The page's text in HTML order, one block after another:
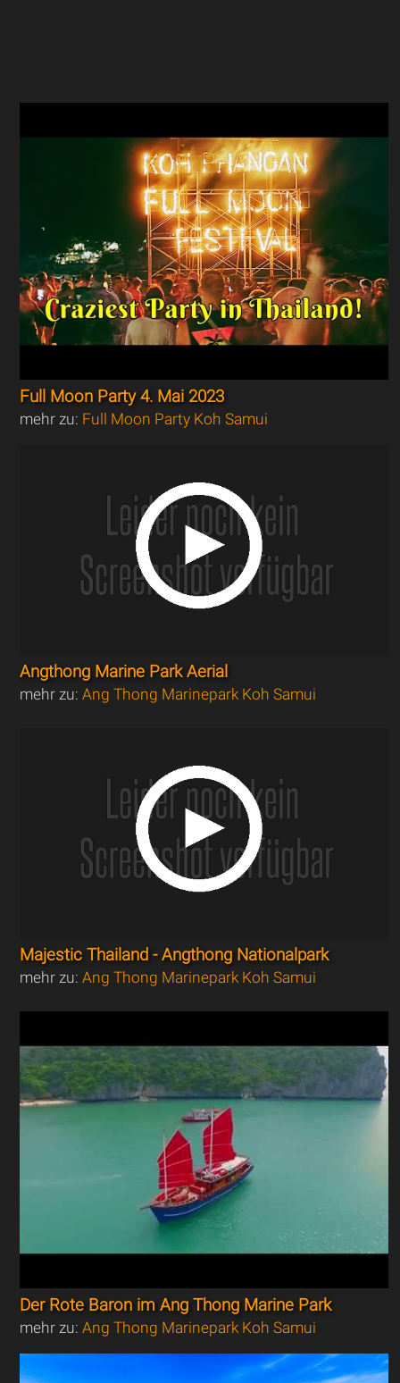
Full Moon Party 4. Mai 2023
mehr zu: Full Moon Party Koh Samui
Angthong Marine Park Aerial
mehr zu:Ang Thong Marinepark Koh Samui
Majestic Thailand - Angthong Nationalpark
mehr zu:Ang Thong Marinepark Koh Samui
Der Rote Baron im Ang Thong Marine Park
mehr zu:Ang Thong Marinepark Koh Samui